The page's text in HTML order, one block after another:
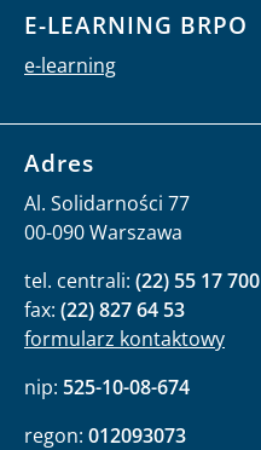
E-LEARNING BRPO
e-learning
Adres
Al. Solidarności 77
00-090 Warszawa
tel. centrali: (22) 55 17 700
fax: (22) 827 64 53
formularz kontaktowy
nip: 525-10-08-674
regon: 012093073